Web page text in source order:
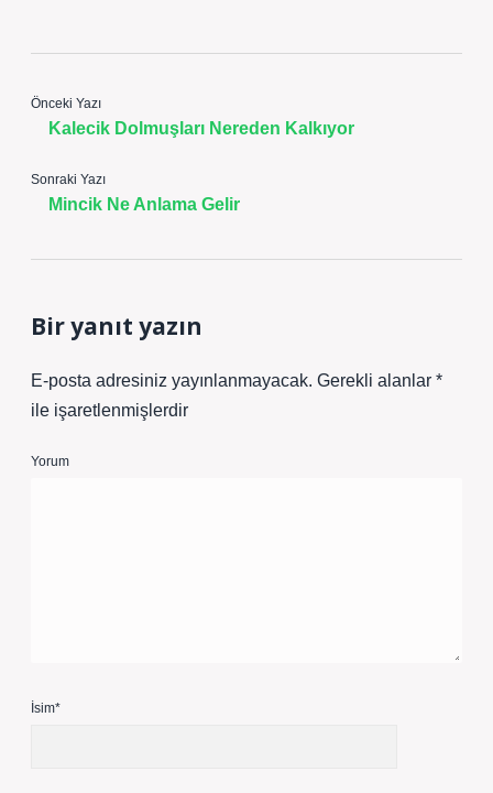
Önceki Yazı
Kalecik Dolmuşları Nereden Kalkıyor
Sonraki Yazı
Mincik Ne Anlama Gelir
Bir yanıt yazın
E-posta adresiniz yayınlanmayacak. Gerekli alanlar *
ile işaretlenmişlerdir
Yorum
İsim*